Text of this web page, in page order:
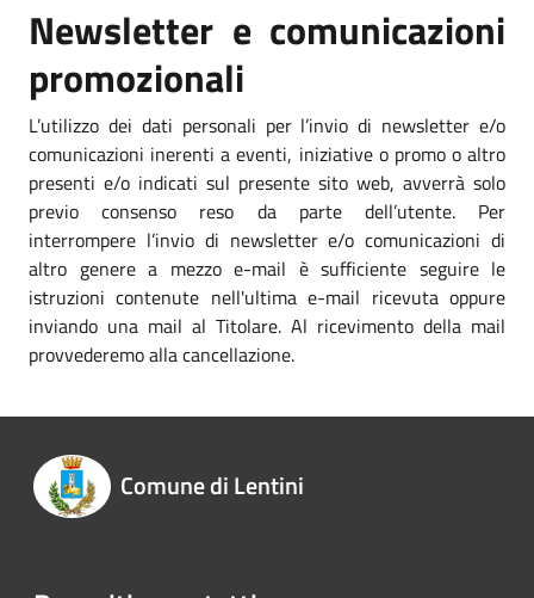
Newsletter e comunicazioni
promozionali
L’utilizzo dei dati personali per l’invio di newsletter e/o
comunicazioni inerenti a eventi, iniziative o promo o altro
presenti e/o indicati sul presente sito web, avverrà solo
previo consenso reso da parte dell’utente. Per
interrompere l’invio di newsletter e/o comunicazioni di
altro genere a mezzo e-mail è sufficiente seguire le
istruzioni contenute nell'ultima e-mail ricevuta oppure
inviando una mail al Titolare. Al ricevimento della mail
provvederemo alla cancellazione.
Comune di Lentini